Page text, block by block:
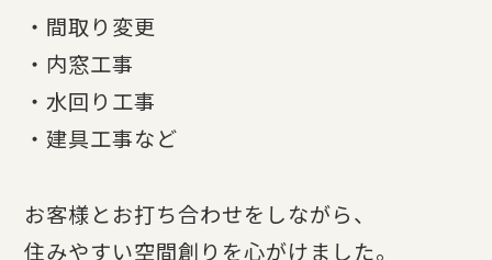
・間取り変更
・内窓工事
・水回り工事
・建具工事など
お客様とお打ち合わせをしながら、
住みやすい空間創りを心がけました。